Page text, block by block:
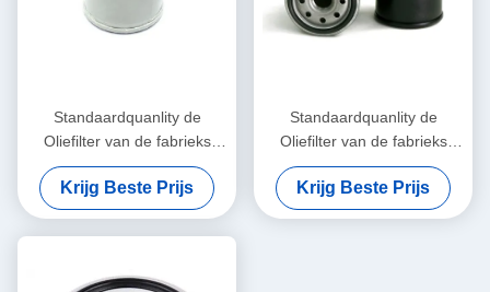
Standaardquanlity de
Oliefilter van de fabrieks
Directe Hete Verkoop OE
voor Autoauto's 15208-
65F00 15208-65F0A
Krijg Beste Prijs
Standaardquanlity de
Oliefilter van de fabrieks
Directe Verkoop OE voor
Autoauto's 90915-YZZE2,
90915-YZZE1
Krijg Beste Prijs